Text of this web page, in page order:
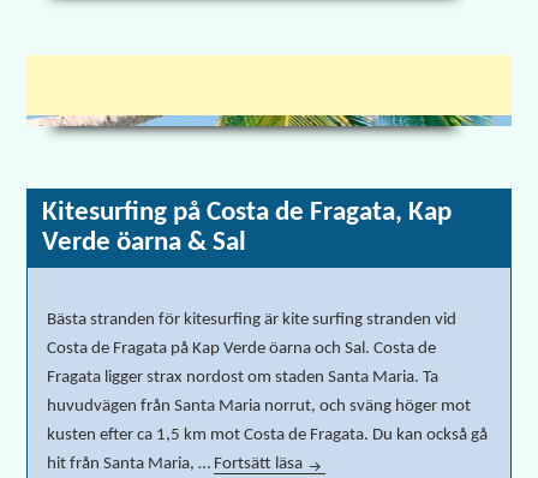
Kitesurfing på Costa de Fragata, Kap
Verde öarna & Sal
Bästa stranden för kitesurfing är kite surfing stranden vid
Costa de Fragata på Kap Verde öarna och Sal. Costa de
Fragata ligger strax nordost om staden Santa Maria. Ta
huvudvägen från Santa Maria norrut, och sväng höger mot
kusten efter ca 1,5 km mot Costa de Fragata. Du kan också gå
hit från Santa Maria, … Fortsätt läsa Kitesurfing på Costa de